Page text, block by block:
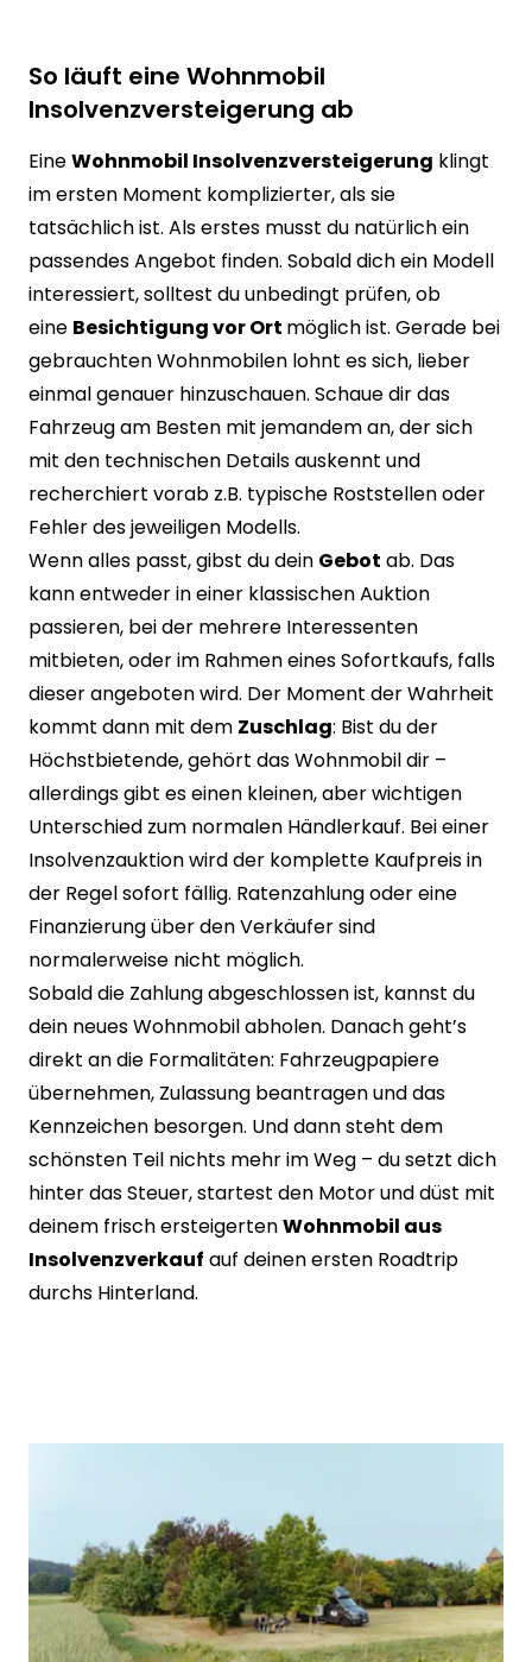
So läuft eine Wohnmobil
Insolvenzversteigerung ab
EineWohnmobil Insolvenzversteigerung klingt
im ersten Moment komplizierter, als sie
tatsächlich ist. Als erstes musst du natürlich ein
passendes Angebot finden. Sobald dich ein Modell
interessiert, solltest du unbedingt prüfen, ob
eine Besichtigung vor Ort möglich ist. Gerade bei
gebrauchten Wohnmobilen lohnt es sich, lieber
einmal genauer hinzuschauen. Schaue dir das
Fahrzeug am Besten mit jemandem an, der sich
mit den technischen Details auskennt und
recherchiert vorab z.B. typische Roststellen oder
Fehler des jeweiligen Modells.
Wenn alles passt, gibst du dein Gebot ab. Das
kann entweder in einer klassischen Auktion
passieren, bei der mehrere Interessenten
mitbieten, oder im Rahmen eines Sofortkaufs, falls
dieser angeboten wird. Der Moment der Wahrheit
kommt dann mit dem Zuschlag: Bist du der
Höchstbietende, gehört das Wohnmobil dir –
allerdings gibt es einen kleinen, aber wichtigen
Unterschied zum normalen Händlerkauf. Bei einer
Insolvenzauktion wird der komplette Kaufpreis in
der Regel sofort fällig. Ratenzahlung oder eine
Finanzierung über den Verkäufer sind
normalerweise nicht möglich.
Sobald die Zahlung abgeschlossen ist, kannst du
dein neues Wohnmobil abholen. Danach geht’s
direkt an die Formalitäten: Fahrzeugpapiere
übernehmen, Zulassung beantragen und das
Kennzeichen besorgen. Und dann steht dem
schönsten Teil nichts mehr im Weg – du setzt dich
hinter das Steuer, startest den Motor und düst mit
deinem frisch ersteigertenWohnmobil aus
Insolvenzverkauf auf deinen ersten Roadtrip
durchs Hinterland.